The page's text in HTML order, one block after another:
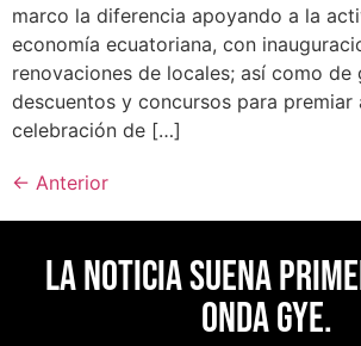
marco la diferencia apoyando a la
economía ecuatoriana, con
renovaciones de locales; así como de
descuentos y concursos para premiar
celebración de […]
← Anterior
La noticia suena
Onda Gye.